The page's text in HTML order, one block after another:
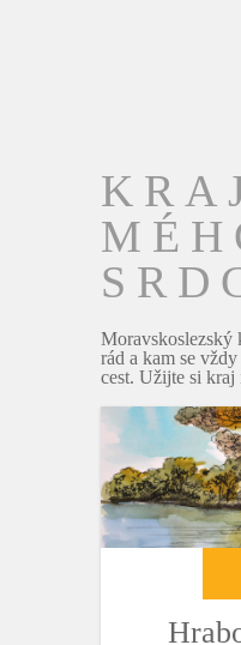
Moravskoslezský
rád a kam se
cest. Užijte si kraj